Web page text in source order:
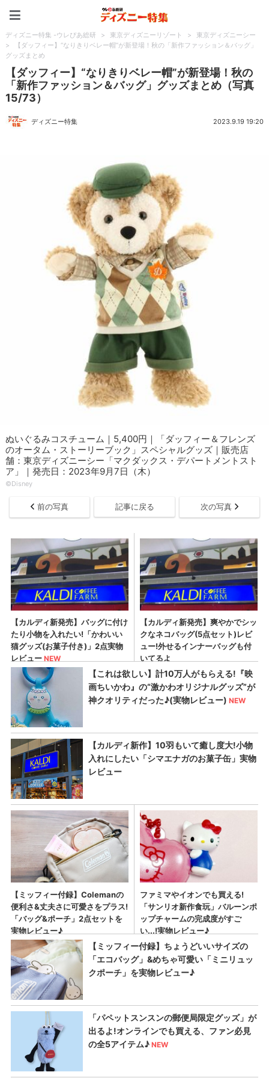
ディズニー特集 -ウレぴあ総研 > 東京ディズニーリゾート >
東京ディズニーシー
>
【ダッフィー】“なりきりベレー帽”が新登場！秋の「新作ファッション＆バッグ」
グッズまとめ
【ダッフィー】“なりきりベレー帽”が新登場！秋の
「新作ファッション＆バッグ」グッズまとめ（写真
15/73）
ディズニー特集 2023.9.19 19:20
ぬいぐるみコスチューム｜5,400円｜「ダッフィー＆フレンズ
のオータム・ストーリーブック」スペシャルグッズ｜販売店
舗：東京ディズニーシー「マクダックス・デパートメントスト
ア」｜発売日：2023年9月7日（木）
©︎Disney
前の写真 記事に戻る 次の写真